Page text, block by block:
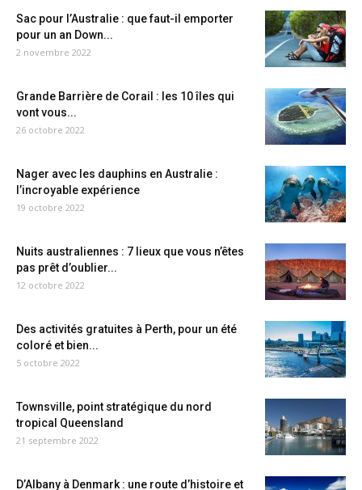
Sac pour l’Australie : que faut-il emporter
pour un an Down...
2 novembre 2022
Grande Barrière de Corail : les 10 îles qui
vont vous...
26 octobre 2022
Nager avec les dauphins en Australie :
l’incroyable expérience
19 octobre 2022
Nuits australiennes : 7 lieux que vous n’êtes
pas prêt d’oublier...
12 octobre 2022
Des activités gratuites à Perth, pour un été
coloré et bien...
5 octobre 2022
Townsville, point stratégique du nord
tropical Queensland
21 septembre 2022
D’Albany à Denmark : une route d’histoire et